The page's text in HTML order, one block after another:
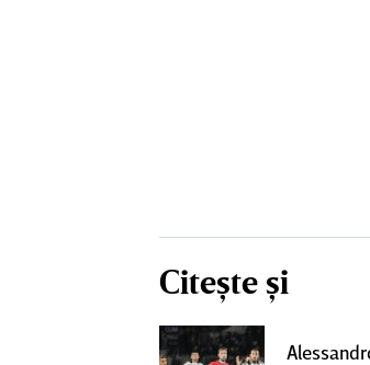
Citește și